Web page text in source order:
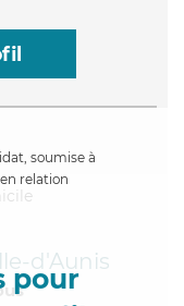
soumise à
relation
pour
d'Aunis